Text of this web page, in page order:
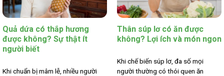
Quả dứa có thắp hương
được không? Sự thật ít
người biết
Khi chuẩn bị mâm lễ, nhiều người
Thân súp lơ có ăn được
không? Lợi ích và món ngon
Khi chế biến súp lơ, đa số mọi
người thường có thói quen ăn